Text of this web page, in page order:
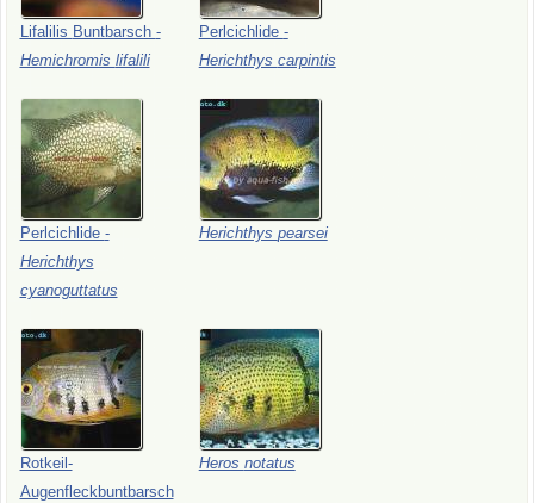
Lifalilis Buntbarsch -
Hemichromis lifalili
Perlcichlide -
Herichthys carpintis
Perlcichlide -
Herichthys
cyanoguttatus
Herichthys pearsei
Rotkeil-
Augenfleckbuntbarsch
Heros notatus